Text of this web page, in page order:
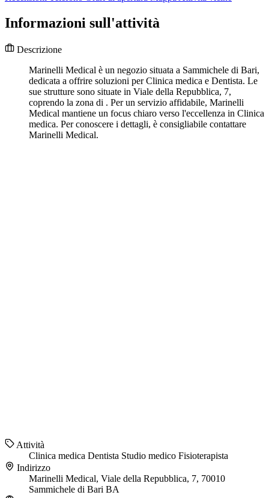
Informazioni sull'attività
Descrizione
Marinelli Medical è un negozio situata a Sammichele di Bari,
dedicata a offrire soluzioni per Clinica medica e Dentista. Le
sue strutture sono situate in Viale della Repubblica, 7,
coprendo la zona di . Per un servizio affidabile, Marinelli
Medical mantiene un focus chiaro verso l'eccellenza in Clinica
medica. Per conoscere i dettagli, è consigliabile contattare
Marinelli Medical.
Attività
Clinica medica Dentista Studio medico Fisioterapista
Indirizzo
Marinelli Medical, Viale della Repubblica, 7, 70010
Sammichele di Bari BA